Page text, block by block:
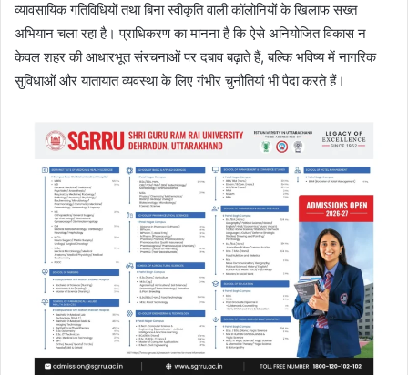
व्यावसायिक गतिविधियों तथा बिना स्वीकृति वाली कॉलोनियों के खिलाफ सख्त
अभियान चला रहा है। प्राधिकरण का मानना है कि ऐसे अनियोजित विकास न
केवल शहर की आधारभूत संरचनाओं पर दबाव बढ़ाते हैं, बल्कि भविष्य में नागरिक
सुविधाओं और यातायात व्यवस्था के लिए गंभीर चुनौतियां भी पैदा करते हैं।